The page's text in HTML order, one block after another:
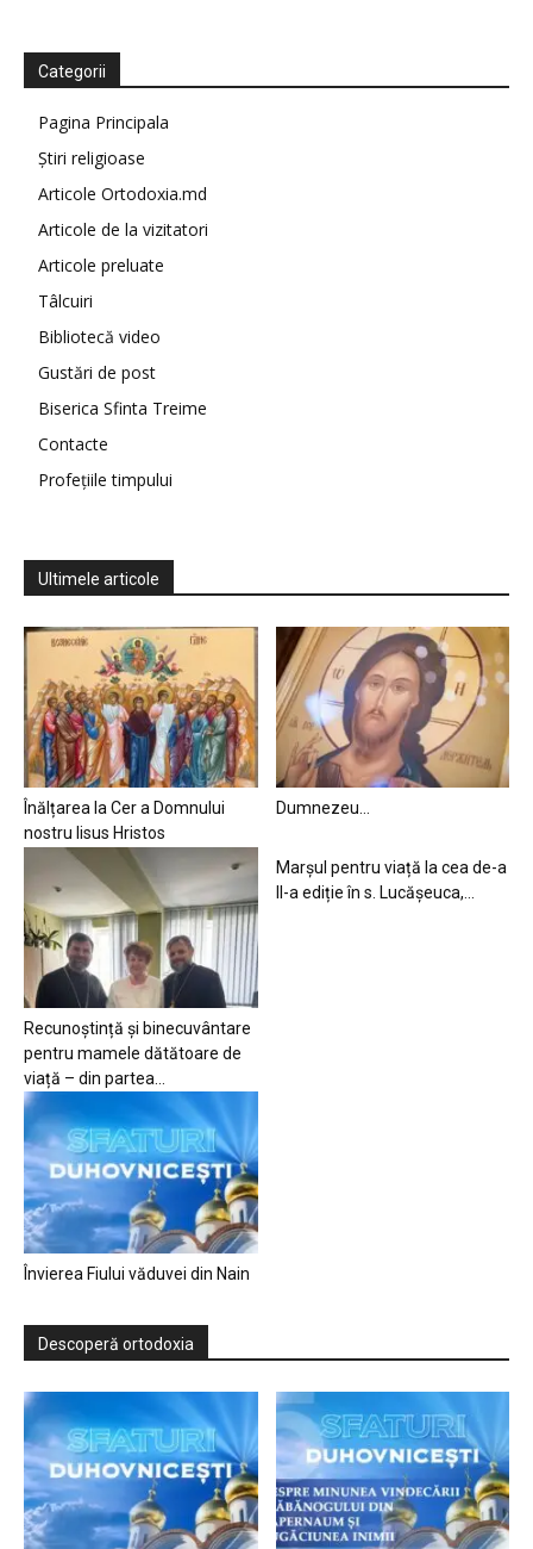
Categorii
Pagina Principala
Știri religioase
Articole Ortodoxia.md
Articole de la vizitatori
Articole preluate
Tâlcuiri
Bibliotecă video
Gustări de post
Biserica Sfinta Treime
Contacte
Profețiile timpului
Ultimele articole
Înălțarea la Cer a Domnului
nostru Iisus Hristos
Dumnezeu…
Recunoștință și binecuvântare
pentru mamele dătătoare de
viață – din partea...
Marșul pentru viață la cea de-a
II-a ediție în s. Lucășeuca,...
Învierea Fiului văduvei din Nain
Descoperă ortodoxia